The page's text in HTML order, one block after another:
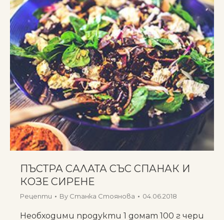
ПЪСТРА САЛАТА СЪС СПАНАК И
КОЗЕ СИРЕНЕ
Рецепти By Станка Стоянова 04.06.2018
Необходими продукти 1 домат 100 г чери